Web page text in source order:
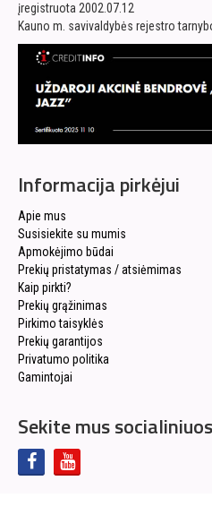
įregistruota 2002.07.12
Kauno m. savivaldybės rejestro
Informacija pirkėjui
Apie mus
Susisiekite su mumis
Apmokėjimo būdai
Prekių pristatymas / atsiėmimas
Kaip pirkti?
Prekių grąžinimas
Pirkimo taisyklės
Prekių garantijos
Privatumo politika
Gamintojai
Sekite mus